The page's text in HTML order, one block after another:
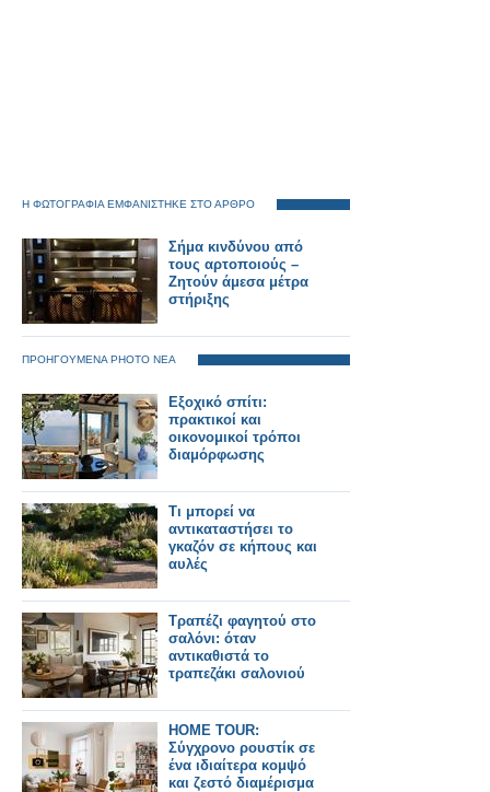
Η ΦΩΤΟΓΡΑΦΙΑ ΕΜΦΑΝΙΣΤΗΚΕ ΣΤΟ ΑΡΘΡΟ
Σήμα κινδύνου από
τους αρτοποιούς –
Ζητούν άμεσα μέτρα
στήριξης
ΠΡΟΗΓΟΥΜΕΝΑ PHOTO ΝΕΑ
Εξοχικό σπίτι:
πρακτικοί και
οικονομικοί τρόποι
διαμόρφωσης
Τι μπορεί να
αντικαταστήσει το
γκαζόν σε κήπους και
αυλές
Τραπέζι φαγητού στο
σαλόνι: όταν
αντικαθιστά το
τραπεζάκι σαλονιού
HOME TOUR:
Σύγχρονο ρουστίκ σε
ένα ιδιαίτερα κομψό
και ζεστό διαμέρισμα